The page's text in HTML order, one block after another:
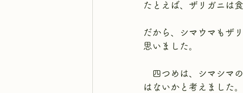
たとえば、ザリガニは
だから、シマウマもザ
思いました。
四つめは、シマシマ
はないかと考えました。